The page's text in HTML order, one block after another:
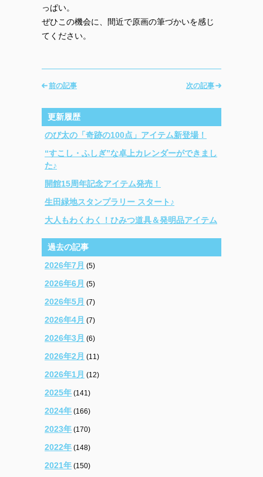
っぱい。
ぜひこの機会に、間近で原画の筆づかいを感じ
てください。
次の記事
前の記事
更新履歴
のび太の「奇跡の100点」アイテム新登場！
“すこし・ふしぎ”な卓上カレンダーができまし
た♪
開館15周年記念アイテム発売！
生田緑地スタンプラリー スタート♪
大人もわくわく！ひみつ道具＆発明品アイテム
過去の記事
2026年7月 (5)
2026年6月 (5)
2026年5月 (7)
2026年4月 (7)
2026年3月 (6)
2026年2月 (11)
2026年1月 (12)
2025年 (141)
2024年 (166)
2023年 (170)
2022年 (148)
2021年 (150)